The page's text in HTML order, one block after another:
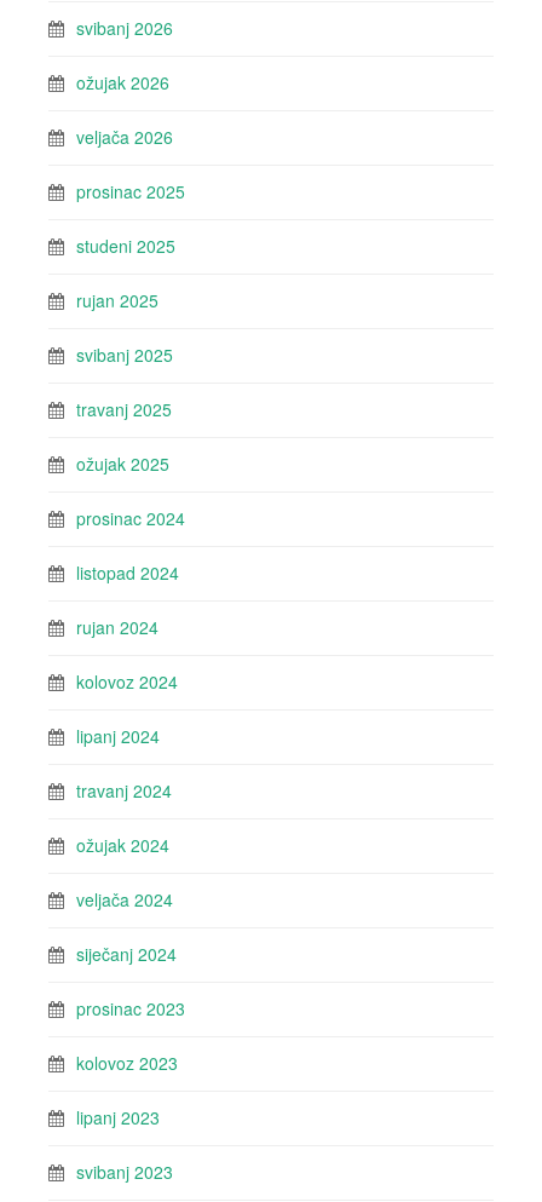
svibanj 2026
ožujak 2026
veljača 2026
prosinac 2025
studeni 2025
rujan 2025
svibanj 2025
travanj 2025
ožujak 2025
prosinac 2024
listopad 2024
rujan 2024
kolovoz 2024
lipanj 2024
travanj 2024
ožujak 2024
veljača 2024
siječanj 2024
prosinac 2023
kolovoz 2023
lipanj 2023
svibanj 2023